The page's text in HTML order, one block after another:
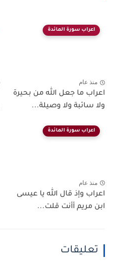
اعراب سورة المائدة
منذ عام
اعراب ما جعل الله من بحيرة
ولا سائبة ولا وصيلة...
اعراب سورة المائدة
منذ عام
اعراب وإذ قال الله يا عيسى
ابن مريم أأنت قلت...
تعليقات